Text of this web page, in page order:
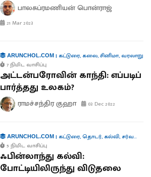
பாலசுப்ரமணியன் பொன்ராஜ்
21 Mar 2023
ARUNCHOL.COM| கட்டுரை, கலை,சினிமா, வரலாறு
7 நிமிட வாசிப்பு
அட்டன்பரோவின் காந்தி: எப்படிப்
பார்த்தது உலகம்?
ராமச்சந்திர குஹா 03 Dec 2022
ARUNCHOL.COM| கட்டுரை,தொடர், கல்வி, சர்வதேசம்
5 நிமிட வாசிப்பு
ஃபின்லாந்து கல்வி:
போட்டியிலிருந்து விடுதலை